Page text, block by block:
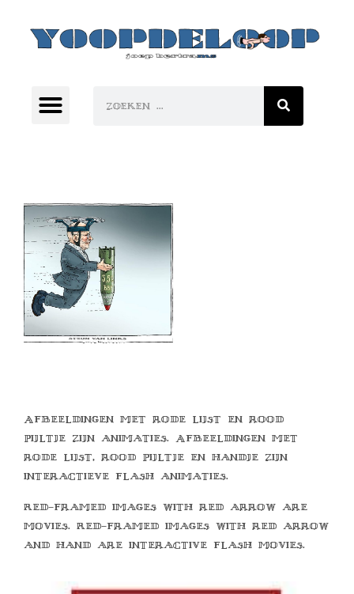
Afbeeldingen met rode lijst en rood
pijltje zijn animaties. Afbeeldingen met
rode lijst, rood pijltje en handje zijn
interactieve flash animaties.
Red-framed images with red arrow are
movies. Red-framed images with red arrow
and hand are interactive flash movies.